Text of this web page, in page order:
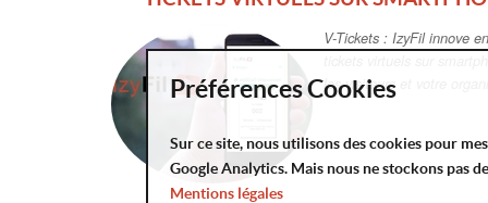
V-Tickets : IzyFil innove
tickets virtuels sur
les visiteurs et votre
Préférences Cookies
Sur ce site, nous utilisons des cookies pour
Google Analytics. Mais nous ne stockons pas
Mentions légales